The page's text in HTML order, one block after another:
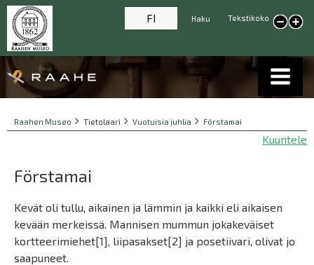
Tekstikoko
Pienennä tekstikokoa
Haku
FI
Breadcrumbs
You
Raahen Museo Tietolaari Vuotuisia juhlia Förstamai
Kuuntele
Förstamai
Kevät oli tullu, aikainen ja lämmin ja kaikki eli aikaisen
kevään merkeissä. Mannisen mummun jokakeväiset
kortteerimiehet[1], liipasakset[2] ja posetiivari, olivat jo
saapuneet.